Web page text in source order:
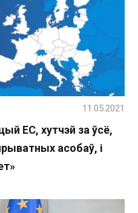
ЕС, хутчэй за ўсё,
асобаў, і
11.05.2021